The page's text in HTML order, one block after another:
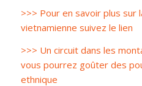
>>> Pour en savoir plus sur
vietnamienne suivez le lien
>>> Un circuit dans les
vous pourrez goûter des
ethnique